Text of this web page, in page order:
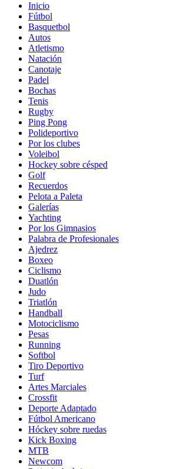
Inicio
Fútbol
Basquetbol
Autos
Atletismo
Natación
Canotaje
Padel
Bochas
Tenis
Rugby
Ping Pong
Polideportivo
Por los clubes
Voleibol
Hockey sobre césped
Golf
Recuerdos
Pelota a Paleta
Galerías
Yachting
Por los Gimnasios
Palabra de Profesionales
Ajedrez
Boxeo
Ciclismo
Duatlón
Judo
Triatlón
Handball
Motociclismo
Pesas
Running
Softbol
Tiro Deportivo
Turf
Artes Marciales
Crossfit
Deporte Adaptado
Fútbol Americano
Hóckey sobre ruedas
Kick Boxing
MTB
Newcom